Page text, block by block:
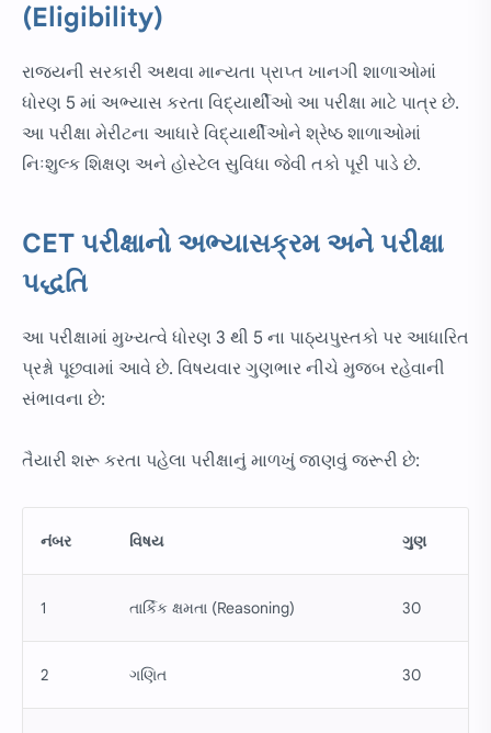
(Eligibility)
રાજ્યની સરકારી અથવા માન્યતા પ્રાપ્ત ખાનગી શાળાઓમાં
ધોરણ 5 માં અભ્યાસ કરતા વિદ્યાર્થીઓ આ પરીક્ષા માટે પાત્ર છે.
આ પરીક્ષા મેરીટના આધારે વિદ્યાર્થીઓને શ્રેષ્ઠ શાળાઓમાં
નિઃશુલ્ક શિક્ષણ અને હોસ્ટેલ સુવિધા જેવી તકો પૂરી પાડે છે.
CET પરીક્ષાનો અભ્યાસક્રમ અને પરીક્ષા
પદ્ધતિ
આ પરીક્ષામાં મુખ્યત્વે ધોરણ 3 થી 5 ના પાઠ્યપુસ્તકો પર આધારિત
પ્રશ્નો પૂછવામાં આવે છે. વિષયવાર ગુણભાર નીચે મુજબ રહેવાની
સંભાવના છે:
તૈયારી શરૂ કરતા પહેલા પરીક્ષાનું માળખું જાણવું જરૂરી છે:
નંબર વિષય ગુણ
1 તાર્કિક ક્ષમતા (Reasoning) 30
2 ગણિત 30